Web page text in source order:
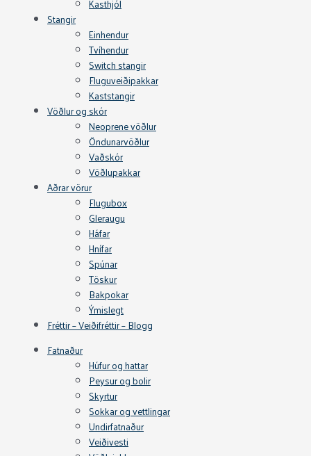
Kasthjól
Stangir
Einhendur
Tvíhendur
Switch stangir
Fluguveiðipakkar
Kaststangir
Vöðlur og skór
Neoprene vöðlur
Öndunarvöðlur
Vaðskór
Vöðlupakkar
Aðrar vörur
Flugubox
Gleraugu
Háfar
Hnífar
Spúnar
Töskur
Bakpokar
Ýmislegt
Fréttir – Veiðifréttir – Blogg
Fatnaður
Húfur og hattar
Peysur og bolir
Skyrtur
Sokkar og vettlingar
Undirfatnaður
Veiðivesti